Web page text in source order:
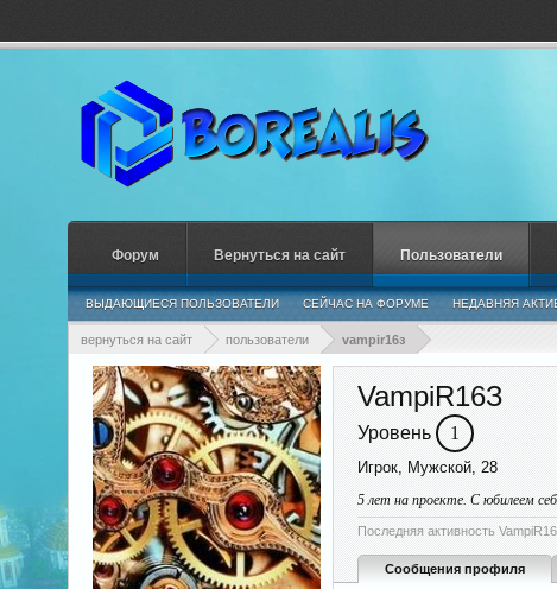
вернуться на сайт пользователи vampir16з
VampiR16З
Уровень 1
Игрок, Мужской, 28
5 лет на проекте. С юбилеем
Последняя активность
Сообщения профиля
Форум Вернуться на сайт Пользователи
ВЫДАЮЩИЕСЯ ПОЛЬЗОВАТЕЛИ СЕЙЧАС НА ФОРУМЕ НЕДАВНЯЯ